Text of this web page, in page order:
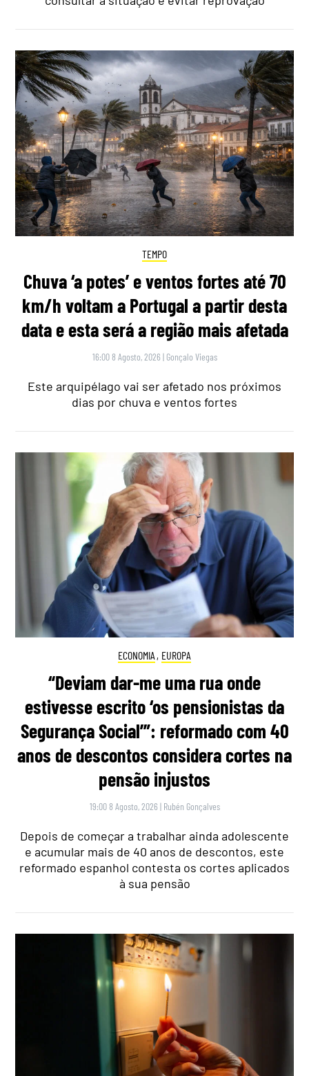
TEMPO
Chuva ‘a potes’ e ventos fortes até 70
km/h voltam a Portugal a partir desta
data e esta será a região mais afetada
16:00 8 Agosto, 2026 | Gonçalo Viegas
Este arquipélago vai ser afetado nos próximos
dias por chuva e ventos fortes
ECONOMIA , EUROPA
“Deviam dar-me uma rua onde
estivesse escrito ‘os pensionistas da
Segurança Social’”: reformado com 40
anos de descontos considera cortes na
pensão injustos
19:00 8 Agosto, 2026 | Rubén Gonçalves
Depois de começar a trabalhar ainda adolescente
e acumular mais de 40 anos de descontos, este
reformado espanhol contesta os cortes aplicados
à sua pensão